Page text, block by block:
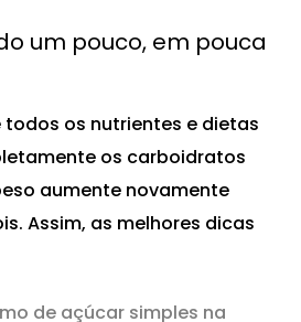
um pouco, em pouca
os nutrientes e dietas
os carboidratos
aumente novamente
Assim, as melhores dicas
de açúcar simples na